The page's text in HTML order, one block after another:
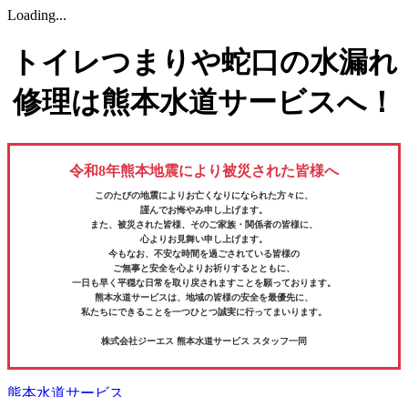
Loading...
トイレつまりや蛇口の水漏れ
修理は熊本水道サービスへ！
令和8年熊本地震により被災された皆様へ
このたびの地震によりお亡くなりになられた方々に、
謹んでお悔やみ申し上げます。
また、被災された皆様、そのご家族・関係者の皆様に、
心よりお見舞い申し上げます。
今もなお、不安な時間を過ごされている皆様の
ご無事と安全を心よりお祈りするとともに、
一日も早く平穏な日常を取り戻されますことを願っております。
熊本水道サービスは、地域の皆様の安全を最優先に、
私たちにできることを一つひとつ誠実に行ってまいります。
株式会社ジーエス 熊本水道サービス スタッフ一同
熊本水道サービス